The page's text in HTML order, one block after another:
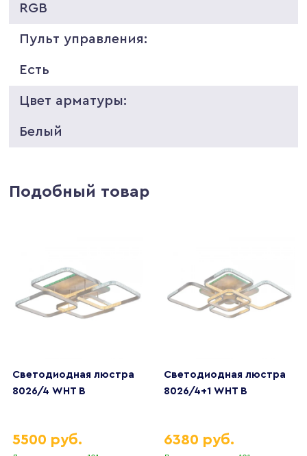
RGB
Пульт управления:
Есть
Цвет арматуры:
Белый
Подобный товар
Светодиодная люстра
8026/4 WHT B
5500 руб.
Светодиодная люстра
8026/4+1 WHT B
6380 руб.